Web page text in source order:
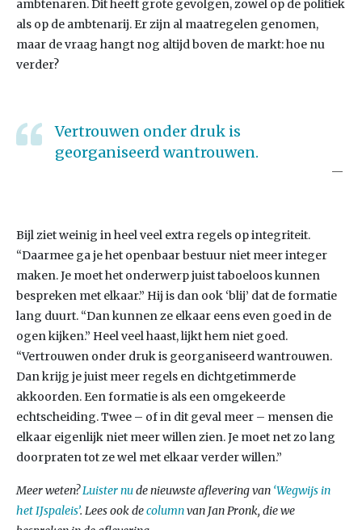
ambtenaren. Dit heeft grote gevolgen, zowel op de politiek
als op de ambtenarij. Er zijn al maatregelen genomen,
maar de vraag hangt nog altijd boven de markt: hoe nu
verder?
Vertrouwen onder druk is
georganiseerd wantrouwen.
Bijl ziet weinig in heel veel extra regels op integriteit.
“Daarmee ga je het openbaar bestuur niet meer integer
maken. Je moet het onderwerp juist taboeloos kunnen
bespreken met elkaar.” Hij is dan ook ‘blij’ dat de formatie
lang duurt. “Dan kunnen ze elkaar eens even goed in de
ogen kijken.” Heel veel haast, lijkt hem niet goed.
“Vertrouwen onder druk is georganiseerd wantrouwen.
Dan krijg je juist meer regels en dichtgetimmerde
akkoorden. Een formatie is als een omgekeerde
echtscheiding. Twee – of in dit geval meer – mensen die
elkaar eigenlijk niet meer willen zien. Je moet net zo lang
doorpraten tot ze wel met elkaar verder willen.”
Meer weten?Luister nude nieuwste aflevering van ‘Wegwijs in
het IJspaleis’. Lees ook decolumnvan Jan Pronk, die we